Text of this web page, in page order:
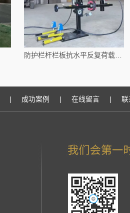
| 成功案例 | 在线留言 | 联